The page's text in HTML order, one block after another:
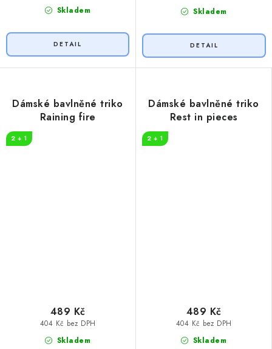
Skladem Skladem
Dámské bavlněné triko
Raining fire
2 + 1
Skladem
404 Kč bez DPH
489 Kč
Dámské bavlněné triko
Rest in pieces
2 + 1
Skladem
404 Kč bez DPH
489 Kč